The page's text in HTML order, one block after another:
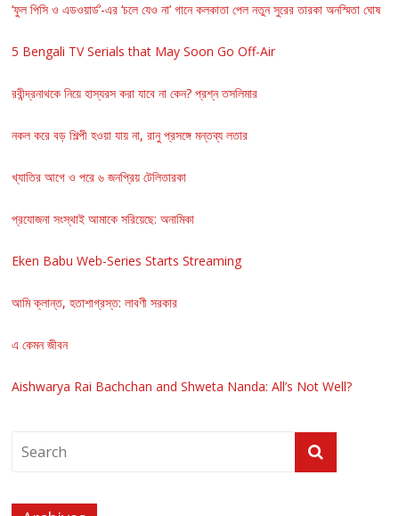
‘ফুল পিসি ও এডওয়ার্ড’-এর ‘চলে যেও না’ গানে কলকাতা পেল নতুন সুরের তারকা অনস্মিতা ঘোষ
5 Bengali TV Serials that May Soon Go Off-Air
রবীন্দ্রনাথকে নিয়ে হাস্যরস করা যাবে না কেন? প্রশ্ন তসলিমার
নকল করে বড় শিল্পী হওয়া যায় না, রানু প্রসঙ্গে মন্তব্য লতার
খ্যাতির আগে ও পরে ৬ জনপ্রিয় টেলিতারকা
প্রযোজনা সংস্থাই আমাকে সরিয়েছে: অনামিকা
Eken Babu Web-Series Starts Streaming
আমি ক্লান্ত, হতাশাগ্রস্ত: লাবণী সরকার
এ কেমন জীবন
Aishwarya Rai Bachchan and Shweta Nanda: All’s Not Well?